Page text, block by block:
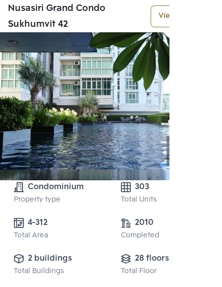
Nusasiri Grand Condo
Sukhumvit 42
View More
Condominium
Property type
303
Total Units
4-312
Total Area
2010
Completed
2 buildings
Total Buildings
28 floors
Total Floor